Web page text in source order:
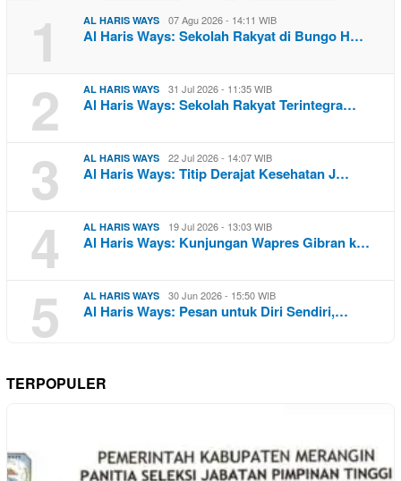
1 AL HARIS WAYS 07 Agu 2026 - 14:11 WIB
Al Haris Ways: Sekolah Rakyat di Bungo H…
2 AL HARIS WAYS 31 Jul 2026 - 11:35 WIB
Al Haris Ways: Sekolah Rakyat Terintegra…
3 AL HARIS WAYS 22 Jul 2026 - 14:07 WIB
Al Haris Ways: Titip Derajat Kesehatan J…
4 AL HARIS WAYS 19 Jul 2026 - 13:03 WIB
Al Haris Ways: Kunjungan Wapres Gibran k…
5 AL HARIS WAYS 30 Jun 2026 - 15:50 WIB
Al Haris Ways: Pesan untuk Diri Sendiri,…
TERPOPULER